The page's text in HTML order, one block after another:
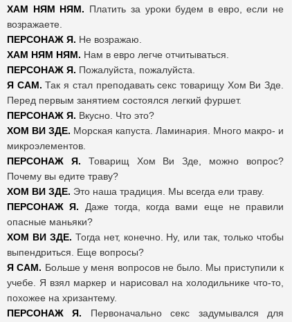
ХАМ НЯМ НЯМ. Платить за уроки будем в евро, если не
возражаете.
ПЕРСОНАЖ Я. Не возражаю.
ХАМ НЯМ НЯМ. Нам в евро легче отчитываться.
ПЕРСОНАЖ Я. Пожалуйста, пожалуйста.
Я САМ. Так я стал преподавать секс товарищу Хом Ви Зде.
Перед первым занятием состоялся легкий фуршет.
ПЕРСОНАЖ Я. Вкусно. Что это?
ХОМ ВИ ЗДЕ. Морская капуста. Ламинария. Много макро- и
микроэлементов.
ПЕРСОНАЖ Я. Товарищ Хом Ви Зде, можно вопрос?
Почему вы едите траву?
ХОМ ВИ ЗДЕ. Это наша традиция. Мы всегда ели траву.
ПЕРСОНАЖ Я. Даже тогда, когда вами еще не правили
опасные маньяки?
ХОМ ВИ ЗДЕ. Тогда нет, конечно. Ну, или так, только чтобы
выпендриться. Еще вопросы?
Я САМ. Больше у меня вопросов не было. Мы приступили к
учебе. Я взял маркер и нарисовал на холодильнике что-то,
похожее на хризантему.
ПЕРСОНАЖ Я. Первоначально секс задумывался для